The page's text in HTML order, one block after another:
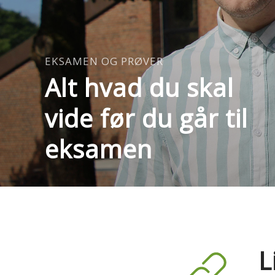
EKSAMEN OG PRØVER
Alt hvad du skal
vide før du går til
eksamen